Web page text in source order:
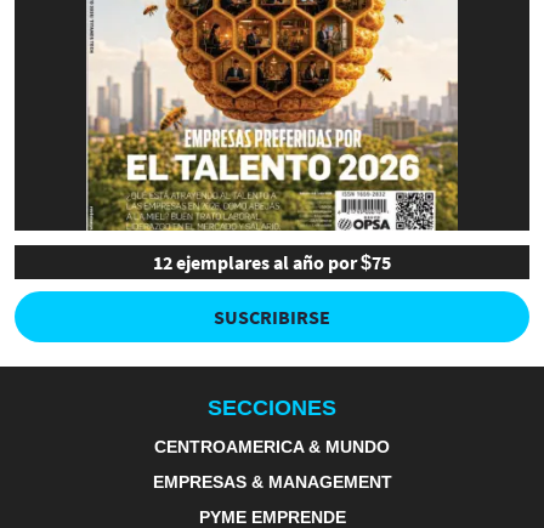
12 ejemplares al año por $75
SUSCRIBIRSE
SECCIONES
CENTROAMERICA & MUNDO
EMPRESAS & MANAGEMENT
PYME EMPRENDE